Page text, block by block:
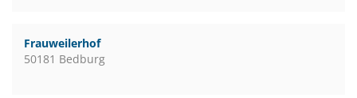
Frauweilerhof
50181 Bedburg